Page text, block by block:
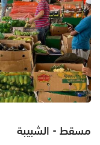
مسقط - الشبيبة